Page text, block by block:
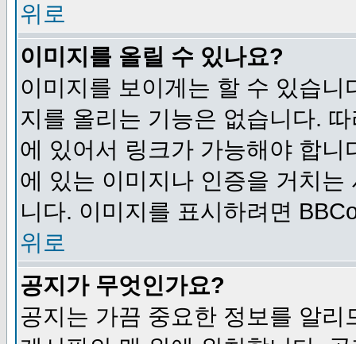
위로
이미지를 올릴 수 있나요?
이미지를 보이게는 할 수 있습
지를 올리는 기능은 없습니다.
에 있어서 링크가 가능해야 합
에 있는 이미지나 인증을 거치
니다. 이미지를 표시하려면
위로
공지가 무엇인가요?
공지는 가끔 중요한 정보를 알